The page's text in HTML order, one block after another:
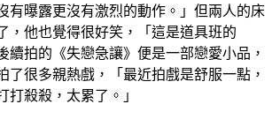
有曝露更沒有激烈的動作。」但兩人的床
，他也覺得很好笑，「這是道具班的
續拍的《失戀急讓》便是一部戀愛小品，
了很多親熱戲，「最近拍戲是舒服一點，
打殺殺，太累了。」